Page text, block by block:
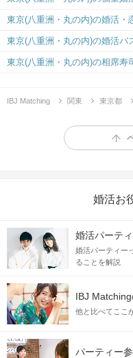
東京(八重洲・丸の内)の婚活・
東京(八重洲・丸の内)の婚活バ
東京(八重洲・丸の内)の相席寿
IBJ Matching 関東 東京都
婚活お
婚活パーテ
婚活パーティー
ることを解説
IBJ
他と比べてここ
パーティー